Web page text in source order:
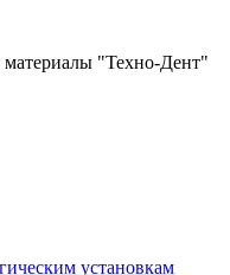
материалы "Техно-Дент"
установкам